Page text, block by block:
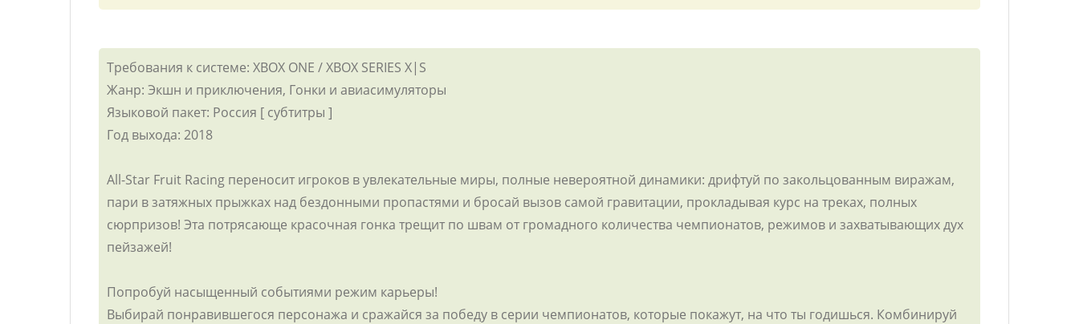
Требования к системе: XBOX ONE / XBOX SERIES X|S
Жанр: Экшн и приключения, Гонки и авиасимуляторы
Языковой пакет: Россия [ субтитры ]
Год выхода: 2018
All-Star Fruit Racing переносит игроков в увлекательные миры, полные невероятной динамики: дрифтуй по закольцованным виражам,
пари в затяжных прыжках над бездонными пропастями и бросай вызов самой гравитации, прокладывая курс на треках, полных
сюрпризов! Эта потрясающе красочная гонка трещит по швам от громадного количества чемпионатов, режимов и захватывающих дух
пейзажей!
Попробуй насыщенный событиями режим карьеры!
Выбирай понравившегося персонажа и сражайся за победу в серии чемпионатов, которые покажут, на что ты годишься. Комбинируй